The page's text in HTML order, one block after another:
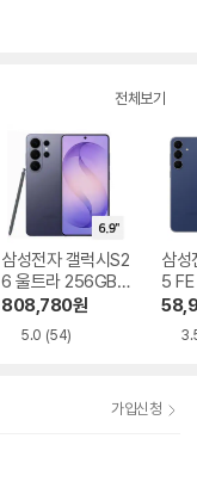
전체보기
삼성전자 갤럭시S2
6 울트라 256GB,
SKT 기기변경 완납
808,780원
5.0 (54)
삼성
5
기기
가입신청